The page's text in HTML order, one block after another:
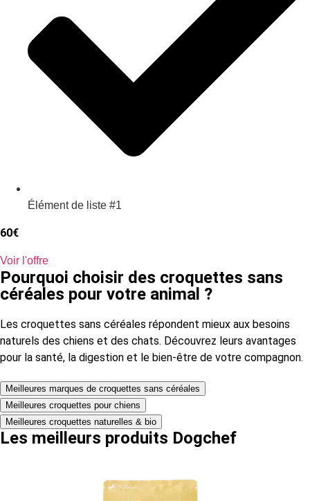
Élément de liste #1
60€
Voir l'offre
Pourquoi choisir des croquettes sans
céréales pour votre animal ?
Les croquettes sans céréales répondent mieux aux besoins
naturels des chiens et des chats. Découvrez leurs avantages
pour la santé, la digestion et le bien-être de votre compagnon.
Meilleures marques de croquettes sans céréales
Meilleures croquettes pour chiens
Meilleures croquettes naturelles & bio
Les meilleurs produits Dogchef